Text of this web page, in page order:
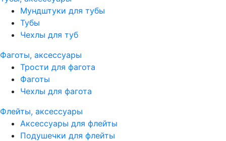
Мундштуки для тубы
Тубы
Чехлы для туб
Фаготы, аксессуары
Трости для фагота
Фаготы
Чехлы для фагота
Флейты, аксессуары
Аксессуары для флейты
Подушечки для флейты